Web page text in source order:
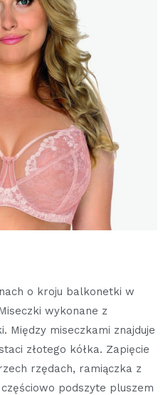
o kroju balkonetki w
wykonane z
Między miseczkami znajduje
złotego kółka. Zapięcie
rzędach, ramiączka z
częściowo podszyte pluszem